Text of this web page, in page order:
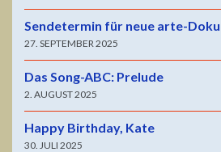
Sendetermin für neue arte-
27. SEPTEMBER 2025
Das Song-ABC: Prelude
2. AUGUST 2025
Happy Birthday, Kate
30. JULI 2025